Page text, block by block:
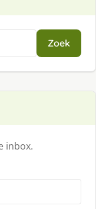
Zoek
inbox.